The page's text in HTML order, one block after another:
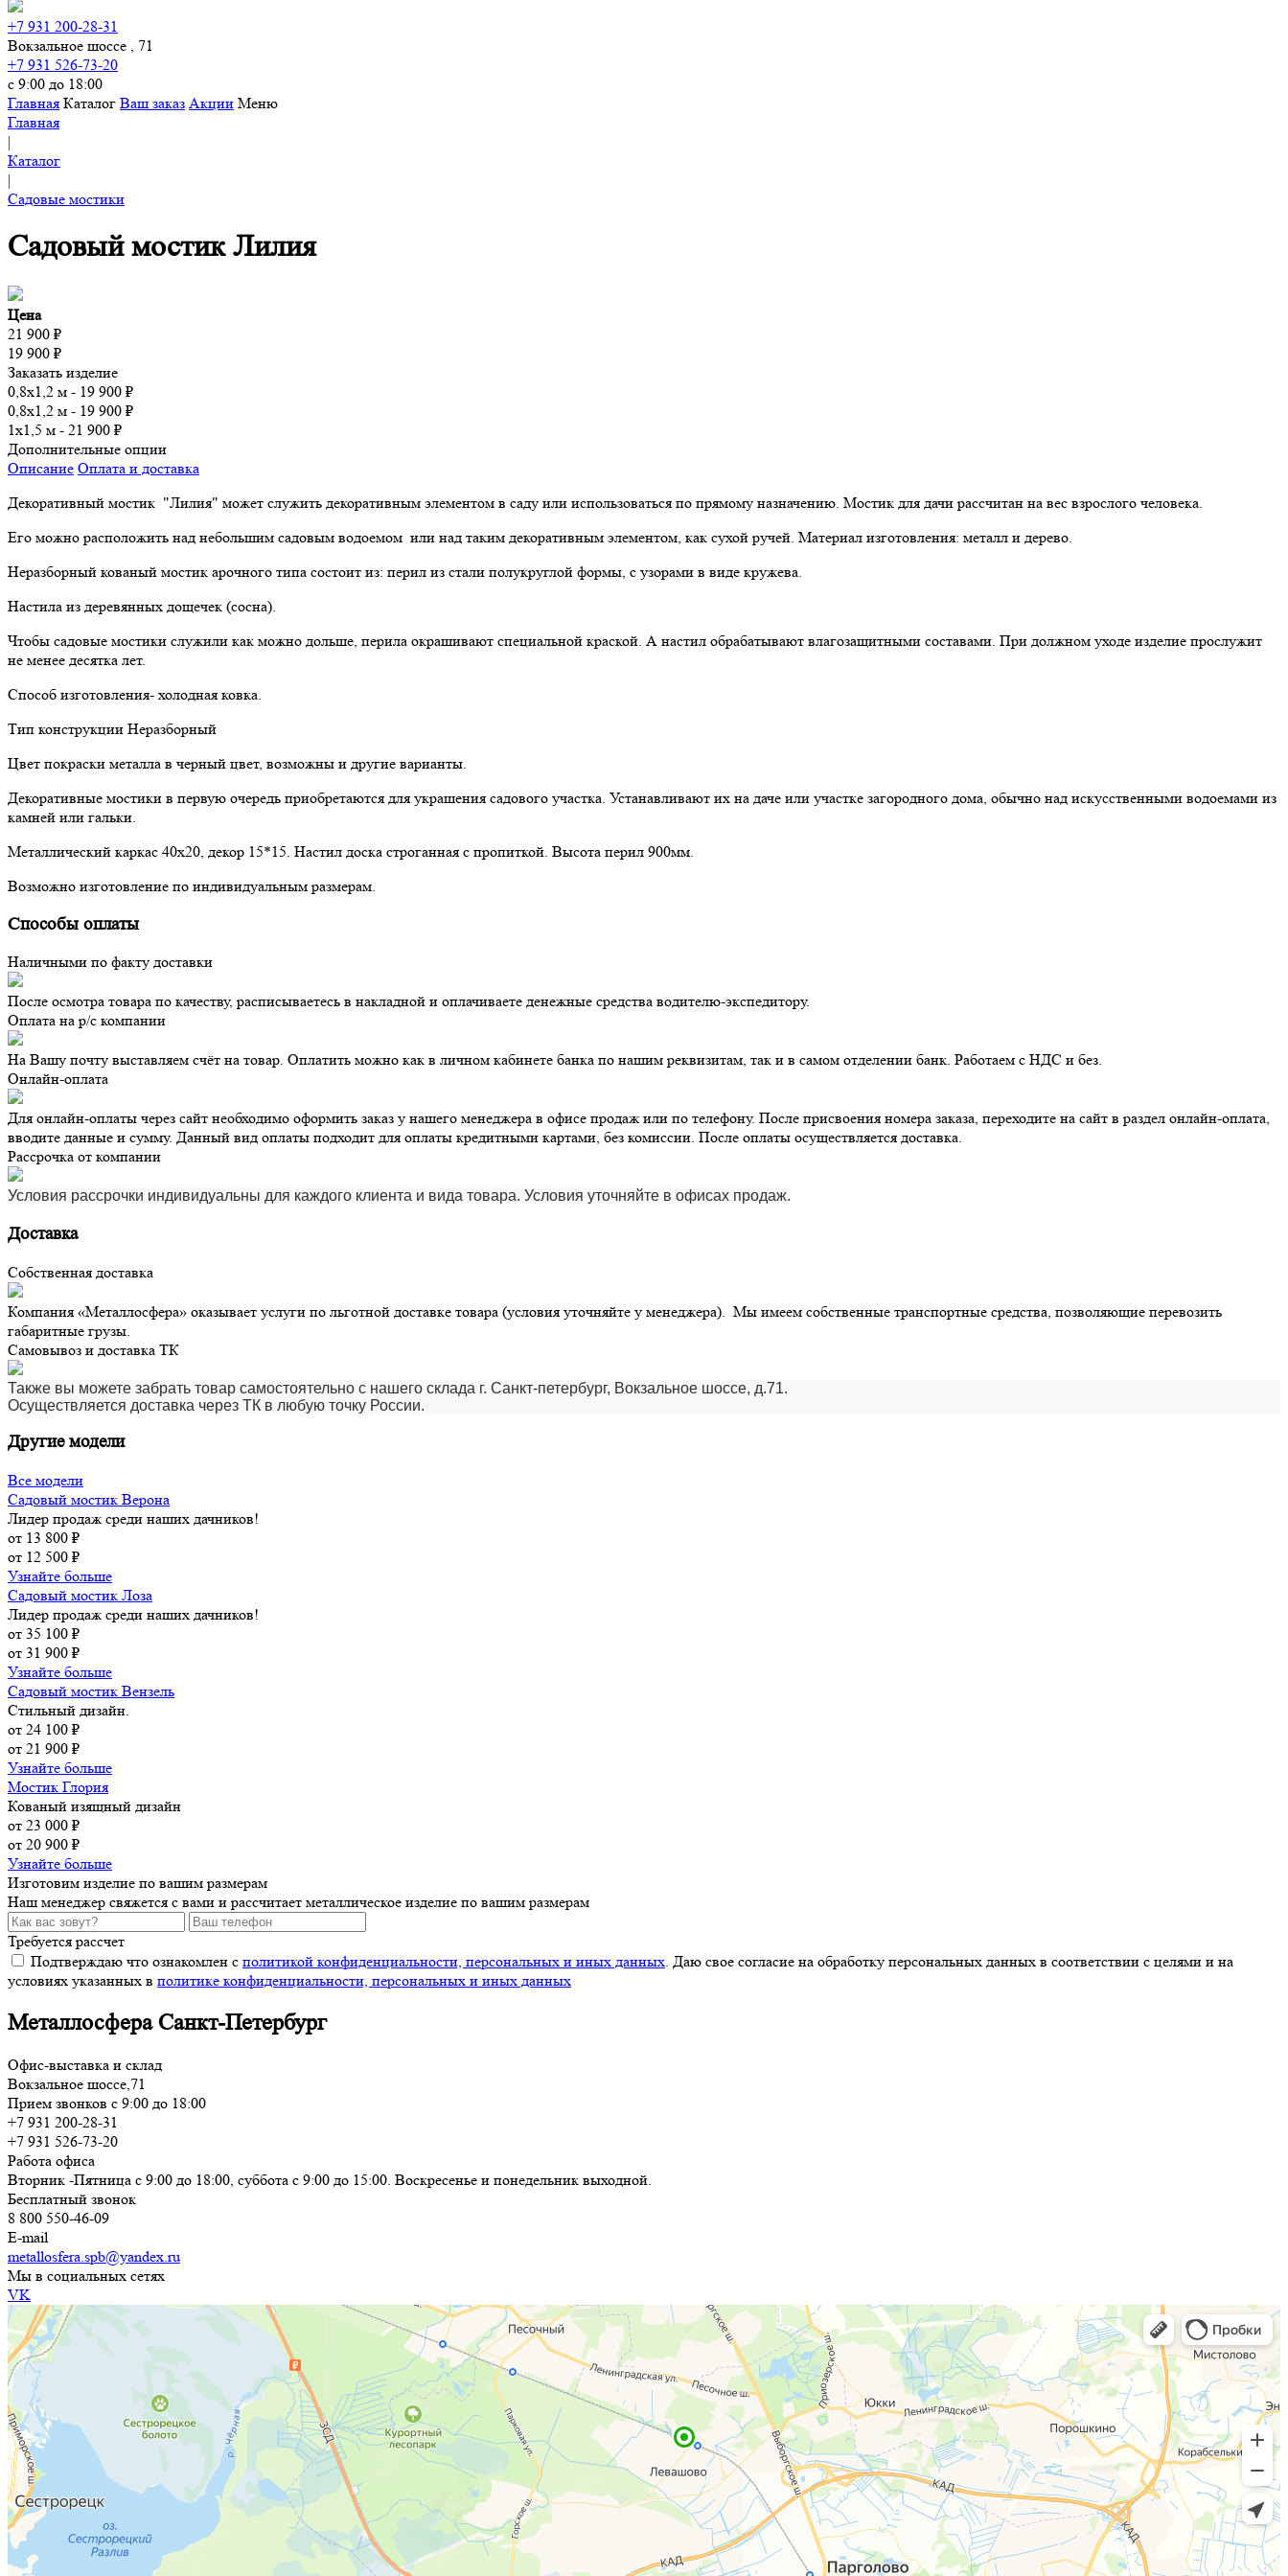
+7 931 200-28-31
Вокзальное шоссе , 71
+7 931 526-73-20
с 9:00 до 18:00
Главная Каталог Ваш заказ Акции Меню
Главная
|
Каталог
|
Садовые мостики
Садовый мостик Лилия
Цена
21 900 ₽
19 900 ₽
Заказать изделие
0,8х1,2 м - 19 900 ₽
0,8х1,2 м - 19 900 ₽
1х1,5 м - 21 900 ₽
Дополнительные опции
Описание Оплата и доставка
Декоративный мостик "Лилия" может служить декоративным элементом в саду или использоваться по прямому назначению. Мостик для дачи рассчитан на вес взрослого человека.
Его можно расположить над небольшим садовым водоемом или над таким декоративным элементом, как сухой ручей. Материал изготовления: металл и дерево.
Неразборный кованый мостик арочного типа состоит из: перил из стали полукруглой формы, с узорами в виде кружева.
Настила из деревянных дощечек (сосна).
Чтобы садовые мостики служили как можно дольше, перила окрашивают специальной краской. А настил обрабатывают влагозащитными составами. При должном уходе изделие прослужит
не менее десятка лет.
Способ изготовления- холодная ковка.
Тип конструкции Неразборный
Цвет покраски металла в черный цвет, возможны и другие варианты.
Декоративные мостики в первую очередь приобретаются для украшения садового участка. Устанавливают их на даче или участке загородного дома, обычно над искусственными водоемами из
камней или гальки.
Металлический каркас 40х20, декор 15*15. Настил доска строганная с пропиткой. Высота перил 900мм.
Возможно изготовление по индивидуальным размерам.
Способы оплаты
Наличными по факту доставки
После осмотра товара по качеству, расписываетесь в накладной и оплачиваете денежные средства водителю-экспедитору.
Оплата на р/с компании
На Вашу почту выставляем счёт на товар. Оплатить можно как в личном кабинете банка по нашим реквизитам, так и в самом отделении банк. Работаем с НДС и без.
Онлайн-оплата
Для онлайн-оплаты через сайт необходимо оформить заказ у нашего менеджера в офисе продаж или по телефону. После присвоения номера заказа, переходите на сайт в раздел онлайн-оплата,
вводите данные и сумму. Данный вид оплаты подходит для оплаты кредитными картами, без комиссии. После оплаты осуществляется доставка.
Рассрочка от компании
Условия рассрочки индивидуальны для каждого клиента и вида товара. Условия уточняйте в офисах продаж.
Доставка
Собственная доставка
Компания «Металлосфера» оказывает услуги по льготной доставке товара (условия уточняйте у менеджера). Мы имеем собственные транспортные средства, позволяющие перевозить
габаритные грузы.
Самовывоз и доставка ТК
Также вы можете забрать товар самостоятельно с нашего склада г. Санкт-петербург, Вокзальное шоссе, д.71.
Осуществляется доставка через ТК в любую точку России.
Другие модели
Все модели
Садовый мостик Верона
Лидер продаж среди наших дачников!
от 13 800 ₽
от 12 500 ₽
Узнайте больше
Садовый мостик Лоза
Лидер продаж среди наших дачников!
от 35 100 ₽
от 31 900 ₽
Узнайте больше
Садовый мостик Вензель
Стильный дизайн.
от 24 100 ₽
от 21 900 ₽
Узнайте больше
Мостик Глория
Кованый изящный дизайн
от 23 000 ₽
от 20 900 ₽
Узнайте больше
Изготовим изделие по вашим размерам
Наш менеджер свяжется с вами и рассчитает металлическое изделие по вашим размерам
Требуется рассчет
Подтверждаю что ознакомлен с политикой конфиденциальности, персональных и иных данных. Даю свое согласие на обработку персональных данных в соответствии с целями и на
условиях указанных в политике конфиденциальности, персональных и иных данных
Металлосфера Санкт-Петербург
Офис-выставка и склад
Вокзальное шоссе,71
Прием звонков с 9:00 до 18:00
+7 931 200-28-31
+7 931 526-73-20
Работа офиса
Вторник -Пятница с 9:00 до 18:00, суббота с 9:00 до 15:00. Воскресенье и понедельник выходной.
Бесплатный звонок
8 800 550-46-09
E-mail
metallosfera.spb@yandex.ru
Мы в социальных сетях
VK